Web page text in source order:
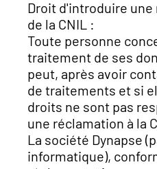
Droit d'introduire
de la CNIL :
Toute personne
traitement de ses
peut, après avoir
de traitements et si
droits ne sont pas
une réclamation à la
La société Dynapse
informatique),